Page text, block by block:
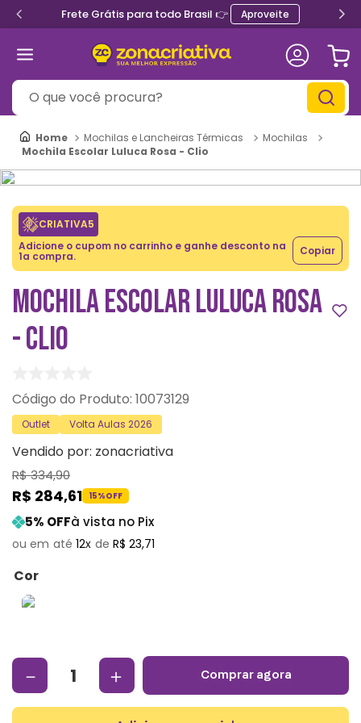
Frete Grátis para todo Brasil 👉 Aproveite
O que você procura?
Mochilas e Lancheiras Térmicas
Mochilas
Mochila Escolar Luluca Rosa - Clio
CRIATIVA5
Adicione o cupom no carrinho e ganhe desconto na
1a compra. Copiar
MOCHILA ESCOLAR LULUCA ROSA
- CLIO
: 10073129
Outlet Volta Aulas 2026
Vendido por: zonacriativa
R$334,90
R$ 284,61 15%OFF
5% OFFà vista no Pix
12 R$ 23,71
Cor
＋
－ comprar agora